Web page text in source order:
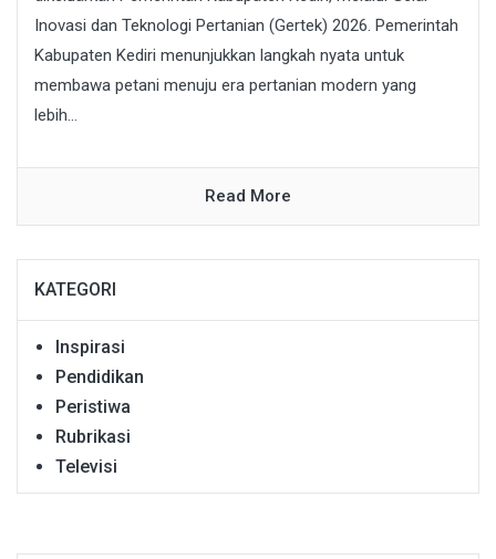
Inovasi dan Teknologi Pertanian (Gertek) 2026. Pemerintah
Kabupaten Kediri menunjukkan langkah nyata untuk
membawa petani menuju era pertanian modern yang
lebih...
Read More
KATEGORI
Inspirasi
Pendidikan
Peristiwa
Rubrikasi
Televisi